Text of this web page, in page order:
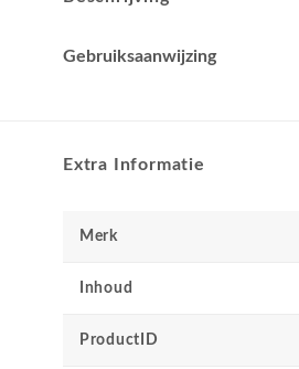
Gebruiksaanwijzing
Extra Informatie
Merk
Inhoud
ProductID